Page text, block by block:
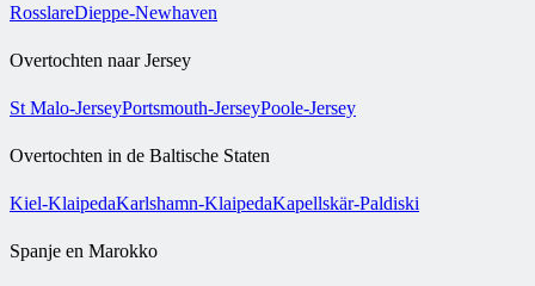
RosslareDieppe-Newhaven
Overtochten naar Jersey
St Malo-JerseyPortsmouth-JerseyPoole-Jersey
Overtochten in de Baltische Staten
Kiel-KlaipedaKarlshamn-KlaipedaKapellskär-Paldiski
Spanje en Marokko